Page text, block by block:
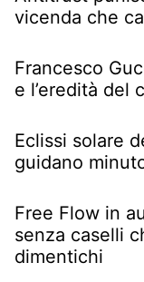
vicenda che
Francesco
e l’eredità del
Eclissi solare
guidano
Free Flow in
senza caselli
dimentichi